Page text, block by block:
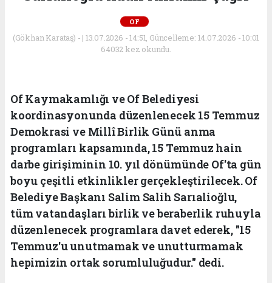
OF
(Gökhan Karataş) - | 13.07.2026 - 14:51, Güncelleme: 14.07.2026 - 10:01
64032 kez okundu.
Of Kaymakamlığı ve Of Belediyesi
koordinasyonunda düzenlenecek 15 Temmuz
Demokrasi ve Millî Birlik Günü anma
programları kapsamında, 15 Temmuz hain
darbe girişiminin 10. yıl dönümünde Of'ta gün
boyu çeşitli etkinlikler gerçekleştirilecek. Of
Belediye Başkanı Salim Salih Sarıalioğlu,
tüm vatandaşları birlik ve beraberlik ruhuyla
düzenlenecek programlara davet ederek, "15
Temmuz'u unutmamak ve unutturmamak
hepimizin ortak sorumluluğudur." dedi.